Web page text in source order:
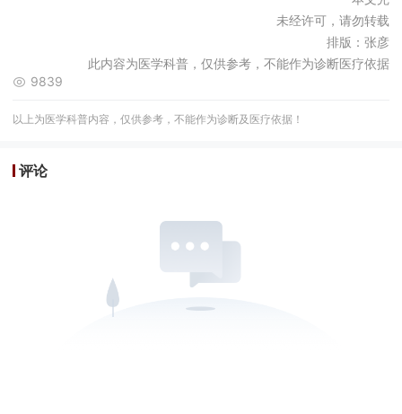
未经许可，请勿转载
排版：张彦
此内容为医学科普，仅供参考，不能作为诊断医疗依据
9839
以上为医学科普内容，仅供参考，不能作为诊断及医疗依据！
评论